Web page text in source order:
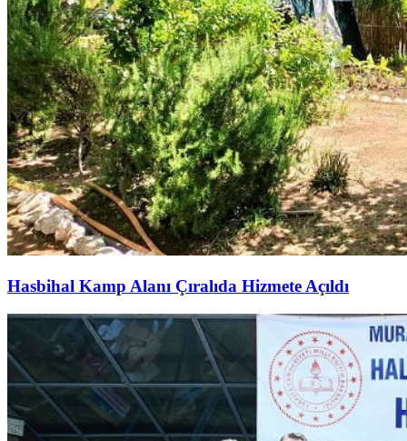
Hasbihal Kamp Alanı Çıralıda Hizmete Açıldı